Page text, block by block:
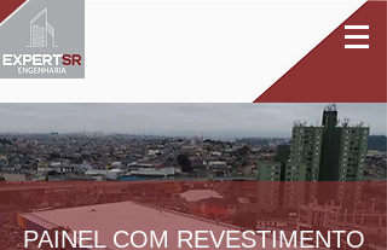
PAINEL COM REVESTIMENTO